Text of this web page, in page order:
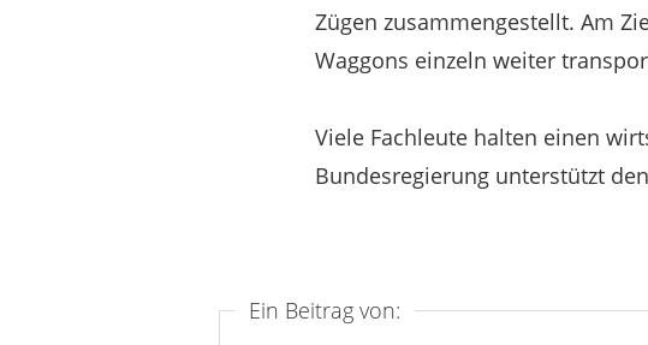
Zügen zusammengestellt. Am
Waggons einzeln weiter
Viele Fachleute halten einen
Bundesregierung unterstützt
Ein Beitrag von: